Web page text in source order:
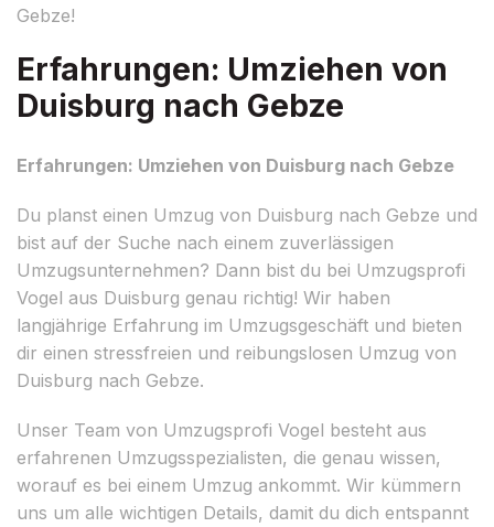
Gebze!
Erfahrungen: Umziehen von
Duisburg nach Gebze
Erfahrungen: Umziehen von Duisburg nach Gebze
Du planst einen Umzug von Duisburg nach Gebze und
bist auf der Suche nach einem zuverlässigen
Umzugsunternehmen? Dann bist du bei Umzugsprofi
Vogel aus Duisburg genau richtig! Wir haben
langjährige Erfahrung im Umzugsgeschäft und bieten
dir einen stressfreien und reibungslosen Umzug von
Duisburg nach Gebze.
Unser Team von Umzugsprofi Vogel besteht aus
erfahrenen Umzugsspezialisten, die genau wissen,
worauf es bei einem Umzug ankommt. Wir kümmern
uns um alle wichtigen Details, damit du dich entspannt